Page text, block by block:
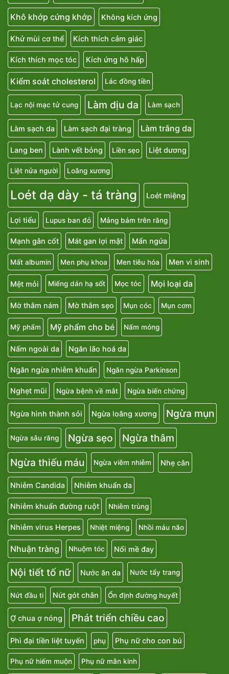
Khô khớp cứng khớp Không kích ứng
Khử mùi cơ thể Kích thích cảm giác
Kích thích mọc tóc Kích ứng hô hấp
Kiểm soát cholesterol Lác đồng tiền
Lạc nội mạc tử cung Làm dịu da Làm sạch
Làm sạch da Làm sạch đại tràng Làm trắng da
Lang ben Lành vết bỏng Liền sẹo Liệt dương
Liệt nửa người Loãng xương
Loét dạ dày - tá tràng Loét miệng
Lợi tiểu Lupus ban đỏ Mảng bám trên răng
Mạnh gân cốt Mát gan lợi mật Mẩn ngứa
Mất albumin Men phụ khoa Men tiêu hóa Men vi sinh
Mệt mỏi Miếng dán hạ sốt Mọc tóc Mọi loại da
Mờ thâm nám Mờ thâm sẹo Mụn cóc Mụn cơm
Mỹ phẩm Mỹ phẩm cho bé Nấm móng
Nấm ngoài da Ngăn lão hoá da
Ngăn ngừa nhiễm khuẩn Ngăn ngừa Parkinson
Nghẹt mũi Ngừa bệnh về mắt Ngừa biến chứng
Ngừa hình thành sỏi Ngừa loãng xương Ngừa mụn
Ngừa sâu răng Ngừa sẹo
Ngừa thâm
Ngừa thiếu máu
Ngừa viêm nhiễm Nhẹ cân
Nhiễm Candida Nhiễm khuẩn da
Nhiễm khuẩn đường ruột Nhiễm trùng
Nhiễm virus Herpes Nhiệt miệng Nhồi máu não
Nhuận tràng Nhuộm tóc Nổi mề đay
Nội tiết tố nữ Nước ăn da Nước tẩy trang
Nứt đầu ti Nứt gót chân Ổn định đường huyết
Ợ chua ợ nóng Phát triển chiều cao
Phì đại tiền liệt tuyến phụ Phụ nữ cho con bú
Phụ nữ hiếm muộn Phụ nữ mãn kinh